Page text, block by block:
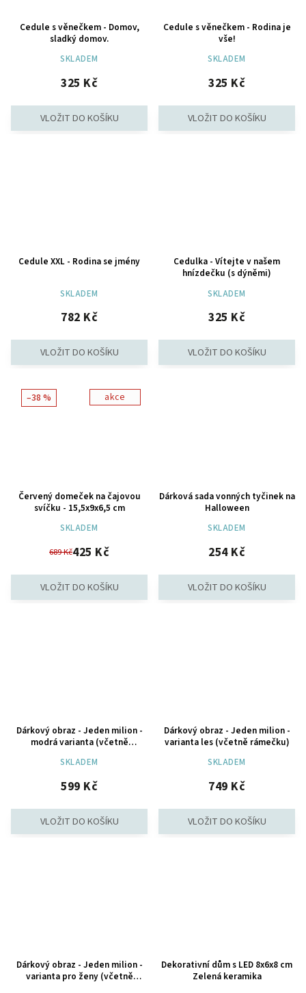
Cedule s věnečkem - Domov,
sladký domov.
SKLADEM
325 Kč
Cedule s věnečkem - Rodina je
vše!
SKLADEM
325 Kč
Cedule XXL - Rodina se jmény
SKLADEM
782 Kč
Cedulka - Vítejte v našem
hnízdečku (s dýněmi)
SKLADEM
325 Kč
akce
–38 %
Červený domeček na čajovou
svíčku - 15,5x9x6,5 cm
SKLADEM
689 Kč425 Kč
Dárková sada vonných tyčinek na
Halloween
SKLADEM
254 Kč
Dárkový obraz - Jeden milion -
modrá varianta (včetně
SKLADEM
599 Kč
Dárkový obraz - Jeden milion -
varianta les (včetně rámečku)
SKLADEM
749 Kč
Dárkový obraz - Jeden milion -
varianta pro ženy (včetně
Dekorativní dům s LED 8x6x8 cm
Zelená keramika